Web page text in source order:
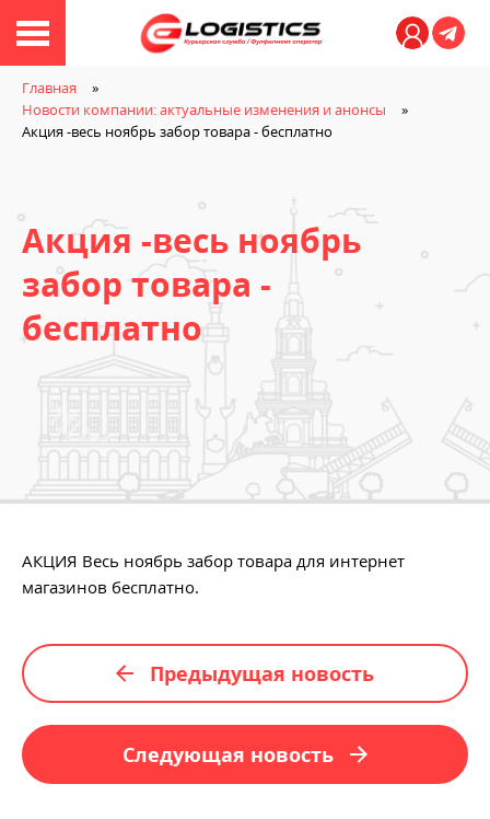
Личный
Главная
Новости компании: актуальные изменения и анонсы
Акция -весь ноябрь забор товара - бесплатно
Акция -весь ноябрь
забор товара -
бесплатно
АКЦИЯ Весь ноябрь забор товара для интернет
магазинов бесплатно.
Предыдущая новость
Следующая новость